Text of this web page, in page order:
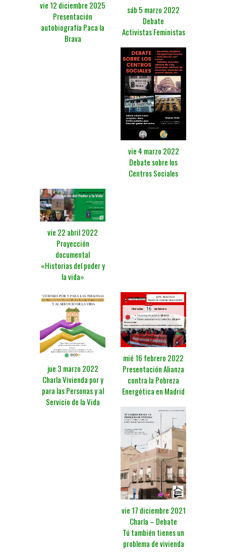
vie 12 diciembre 2025
Presentación
autobiografía Paca la
Brava
sáb 5 marzo 2022
Debate
Activistas Feministas
vie 4 marzo 2022
Debate sobre los
Centros Sociales
vie 22 abril 2022
Proyección
documental
«Historias del poder y
la vida»
jue 3 marzo 2022
Charla Vivienda por y
para las Personas y al
Servicio de la Vida
mié 16 febrero 2022
Presentación Alianza
contra la Pobreza
Energética en Madrid
vie 17 diciembre 2021
Charla – Debate
Tú también tienes un
problema de vivienda